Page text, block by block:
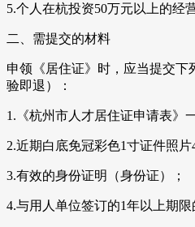
5.个人在杭投资50万元以上的经
二、需提交的材料
申领《居住证》时，应当提交下
验即退）：
1.《杭州市人才居住证申请表》
2.近期白底免冠彩色1寸证件照片
3.有效的身份证明（身份证）；
4.与用人单位签订的1年以上期限